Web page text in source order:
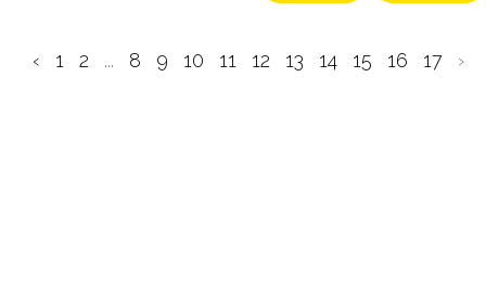
‹ 1 2 ... 8 9 10 11 12 13 14 15 16 17 ›